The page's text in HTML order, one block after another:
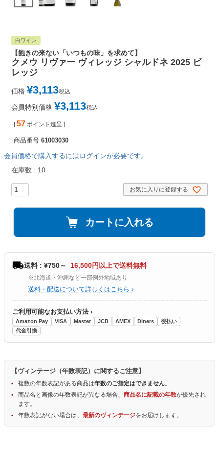
白ワイン
【飽きの来ない「いつもの味」を求めて】
クメウ リヴァー ヴィレッジ シャルドネ 2025 ビ
レッジ
価格 ¥3,113税込
会員特別価格 ¥3,113税込
[ 57 ポイント進呈 ]
商品番号 61003030
会員価格で購入するにはログインが必要です。
在庫数
10
お気に入りに登録する
カートに入れる
送料 : ¥750～ 16,500円以上で送料無料
※北海道・沖縄など一部例外地域あり
送料・配送について詳しくはこちら ›
ご利用可能なお支払い方法 ›
Amazon Pay VISA Master JCB AMEX Diners
後払い
代金引換
【ヴィンテージ（年数表記）に関するご注意】
複数の年数表記がある商品は年数のご指定はできません。
商品名と画像の年数表記が異なる場合、 商品名に記載の年数が優先され
ます。
年数表記がない場合は、 最新のヴィンテージをお届けします。